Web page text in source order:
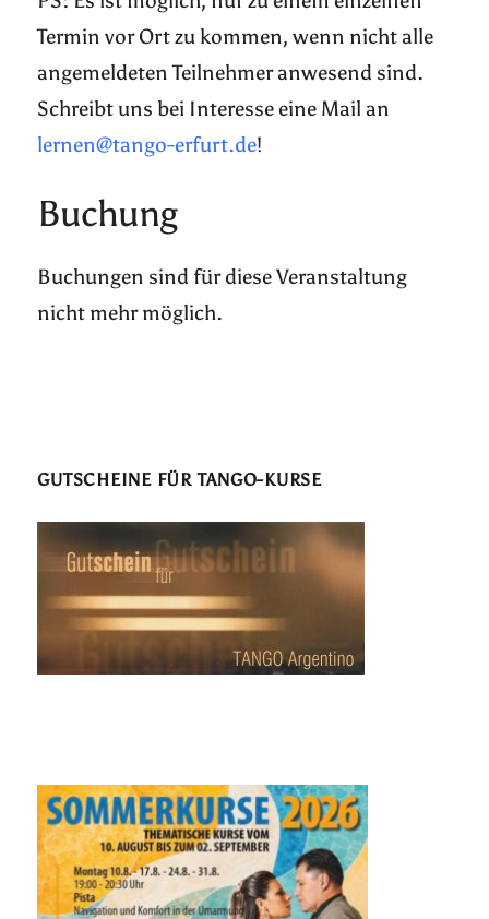
Termin vor Ort zu kommen, wenn nicht alle
angemeldeten Teilnehmer anwesend sind.
Schreibt uns bei Interesse eine Mail an
lernen@tango-erfurt.de!
Buchung
Buchungen sind für diese Veranstaltung
nicht mehr möglich.
GUTSCHEINE FÜR TANGO-KURSE